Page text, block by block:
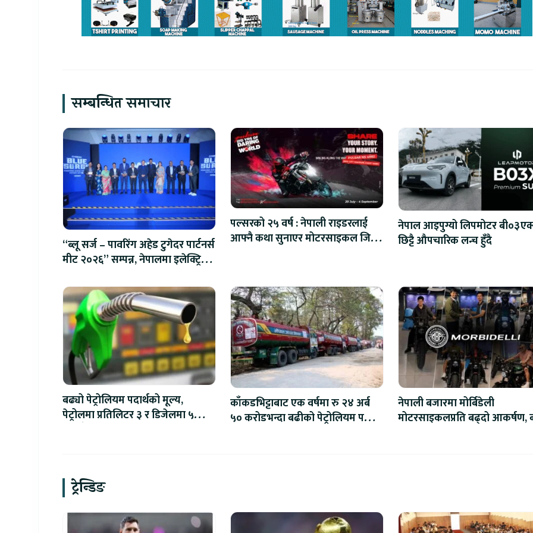
सम्बन्धित समाचार
“ब्लू सर्ज – पावरिंग अहेड टुगेदर पार्टनर्स
मीट २०२६” सम्पन्न, नेपालमा इलेक्ट्रिक
पल्सरको २५ वर्ष : नेपाली राइडरलाई
आफ्नै कथा सुनाएर मोटरसाइकल जित्ने
नेपाल आइपुग्यो लिपमोटर
छिट्टै औपचारिक लन्च हुँदै
बढ्यो पेट्रोलियम पदार्थको मूल्य,
पेट्रोलमा प्रतिलिटर ३ र डिजेलमा ५
काँकडभिट्टाबाट एक वर्षमा रु २४ अर्ब
५० करोडभन्दा बढीको पेट्रोलियम पदार्थ
नेपाली बजारमा मोर्बिडेली
मोटरसाइकलप्रति बढ्दो आकर्षण,
ट्रेन्डिङ